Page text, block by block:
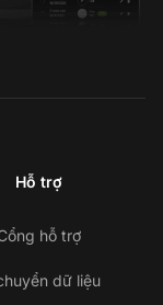
Hỗ trợ
hỗ trợ
dữ liệu